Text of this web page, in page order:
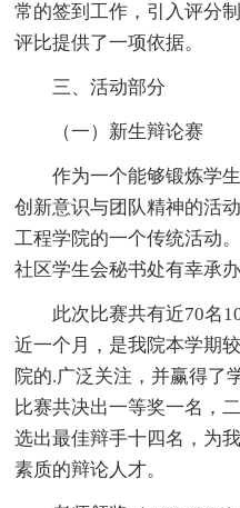
常的签到工作，引入评分
评比提供了一项依据。
三、活动部分
（一）新生辩论赛
作为一个能够锻炼学
创新意识与团队精神的活
工程学院的一个传统活动
社区学生会秘书处有幸承
此次比赛共有近70名
近一个月，是我院本学期
院的.广泛关注，并赢得了
比赛共决出一等奖一名，
选出最佳辩手十四名，为
素质的辩论人才。